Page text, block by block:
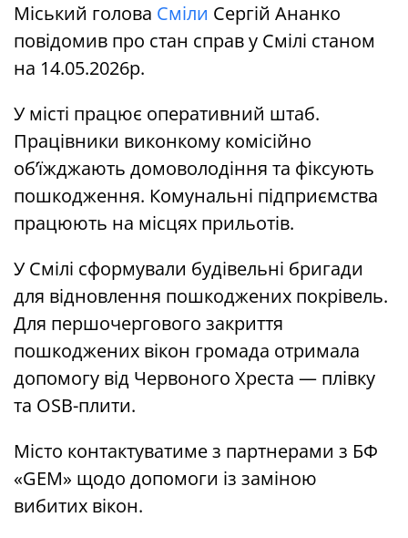
Міський голова Сміли Сергій Ананко
повідомив про стан справ у Смілі станом
на 14.05.2026р.
У місті працює оперативний штаб.
Працівники виконкому комісійно
об’їжджають домоволодіння та фіксують
пошкодження. Комунальні підприємства
працюють на місцях прильотів.
У Смілі сформували будівельні бригади
для відновлення пошкоджених покрівель.
Для першочергового закриття
пошкоджених вікон громада отримала
допомогу від Червоного Хреста — плівку
та OSB-плити.
Місто контактуватиме з партнерами з БФ
«GEM» щодо допомоги із заміною
вибитих вікон.